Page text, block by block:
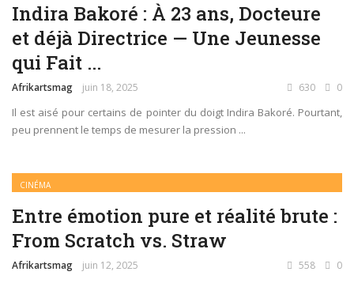
Indira Bakoré : À 23 ans, Docteure
et déjà Directrice — Une Jeunesse
qui Fait ...
Afrikartsmag juin 18, 2025 630 0
Il est aisé pour certains de pointer du doigt Indira Bakoré. Pourtant,
peu prennent le temps de mesurer la pression ...
CINÉMA
Entre émotion pure et réalité brute :
From Scratch vs. Straw
Afrikartsmag juin 12, 2025 558 0